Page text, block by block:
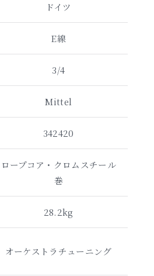
ドイツ
E線
3/4
Mittel
342420
ロープコア・クロムスチール
巻
28.2kg
オーケストラチューニング